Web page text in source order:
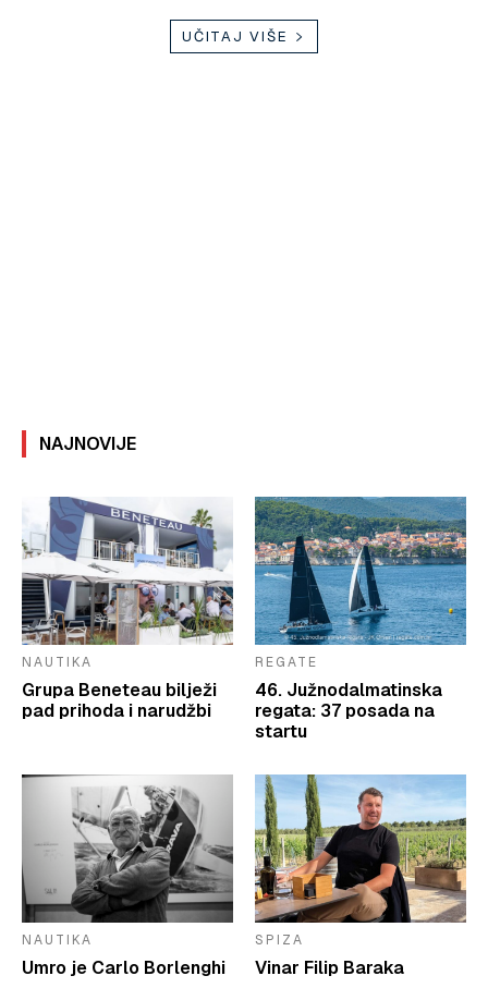
UČITAJ VIŠE
NAJNOVIJE
NAUTIKA
Grupa Beneteau bilježi
pad prihoda i narudžbi
REGATE
46. Južnodalmatinska
regata: 37 posada na
startu
NAUTIKA
Umro je Carlo Borlenghi
SPIZA
Vinar Filip Baraka